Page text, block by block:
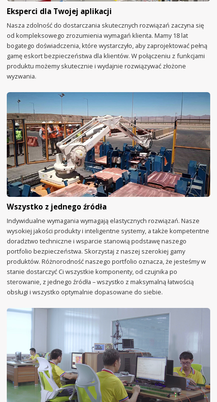
Eksperci dla Twojej aplikacji
Nasza zdolność do dostarczania skutecznych rozwiązań zaczyna się
od kompleksowego zrozumienia wymagań klienta. Mamy 18 lat
bogatego doświadczenia, które wystarczyło, aby zaprojektować pełną
gamę eskort bezpieczeństwa dla klientów. W połączeniu z funkcjami
produktu możemy skutecznie i wydajnie rozwiązywać złożone
wyzwania.
Wszystko z jednego źródła
Indywidualne wymagania wymagają elastycznych rozwiązań. Nasze
wysokiej jakości produkty i inteligentne systemy, a także kompetentne
doradztwo techniczne i wsparcie stanowią podstawę naszego
portfolio bezpieczeństwa. Skorzystaj z naszej szerokiej gamy
produktów. Różnorodność naszego portfolio oznacza, że jesteśmy w
stanie dostarczyć Ci wszystkie komponenty, od czujnika po
sterowanie, z jednego źródła – wszystko z maksymalną łatwością
obsługi i wszystko optymalnie dopasowane do siebie.